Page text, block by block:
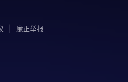
廉正举报